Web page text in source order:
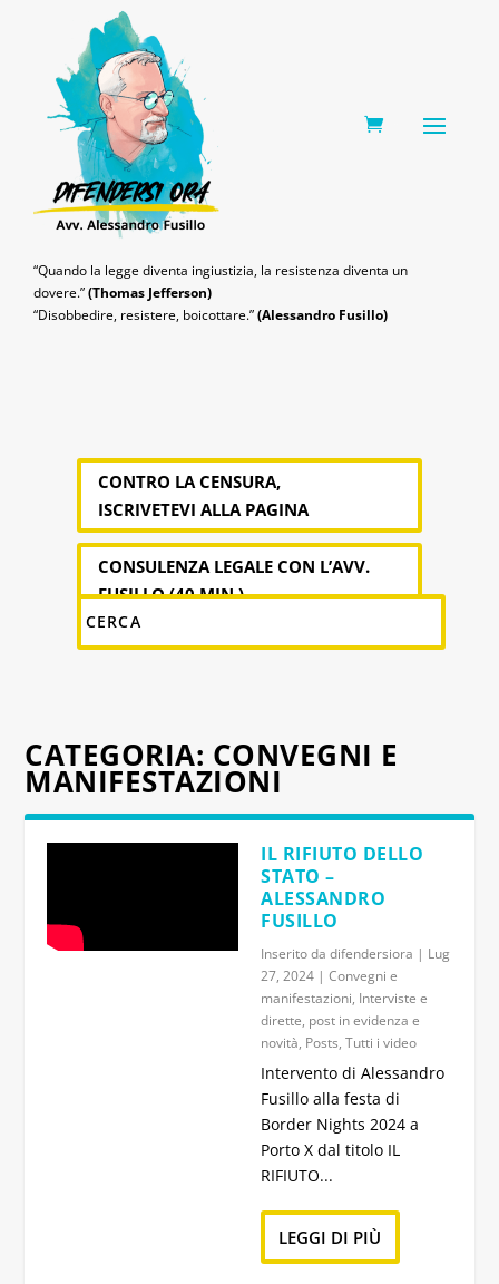
“Quando la legge diventa ingiustizia, la resistenza diventa un
dovere.”(Thomas Jefferson)
“Disobbedire, resistere, boicottare.”(Alessandro Fusillo)
CONTRO LA CENSURA,
ISCRIVETEVI ALLA PAGINA
CONSULENZA LEGALE CON L’AVV.
FUSILLO (40 MIN.)
CATEGORIA: CONVEGNI E
MANIFESTAZIONI
IL RIFIUTO DELLO
STATO –
ALESSANDRO
FUSILLO
Inserito da difendersiora | Lug
27, 2024 | Convegni e
manifestazioni, Interviste e
dirette, post in evidenza e
novità, Posts, Tutti i video
Intervento di Alessandro
Fusillo alla festa di
Border Nights 2024 a
Porto X dal titolo IL
RIFIUTO...
LEGGI DI PIÙ